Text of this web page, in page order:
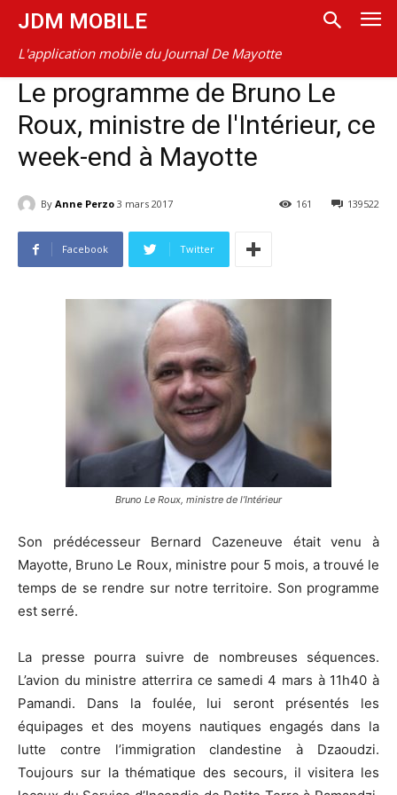
JDM MOBILE
L'application mobile du Journal De Mayotte
Le programme de Bruno Le
Roux, ministre de l'Intérieur, ce
week-end à Mayotte
By Anne Perzo 3 mars 2017 139522
161
Facebook Twitter
Bruno Le Roux, ministre de l’Intérieur
Son prédécesseur Bernard Cazeneuve était venu à
Mayotte, Bruno Le Roux, ministre pour 5 mois, a trouvé le
temps de se rendre sur notre territoire. Son programme
est serré.
La presse pourra suivre de nombreuses séquences.
L’avion du ministre atterrira ce samedi 4 mars à 11h40 à
Pamandi. Dans la foulée, lui seront présentés les
équipages et des moyens nautiques engagés dans la
lutte contre l’immigration clandestine à Dzaoudzi.
Toujours sur la thématique des secours, il visitera les